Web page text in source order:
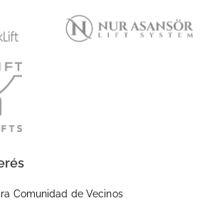
Comunidad de Vecinos